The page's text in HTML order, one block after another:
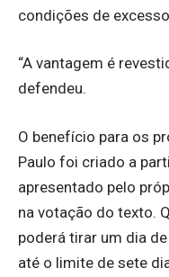
condições de
“A vantagem é
defendeu.
O benefício para os
Paulo foi criado a
apresentado pelo
na votação do texto.
poderá tirar um dia
até o limite de sete